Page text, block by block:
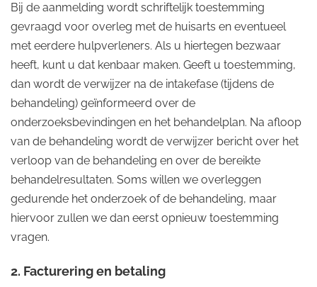
Bij de aanmelding wordt schriftelijk toestemming
gevraagd voor overleg met de huisarts en eventueel
met eerdere hulpverleners. Als u hiertegen bezwaar
heeft, kunt u dat kenbaar maken. Geeft u toestemming,
dan wordt de verwijzer na de intakefase (tijdens de
behandeling) geïnformeerd over de
onderzoeksbevindingen en het behandelplan. Na afloop
van de behandeling wordt de verwijzer bericht over het
verloop van de behandeling en over de bereikte
behandelresultaten. Soms willen we overleggen
gedurende het onderzoek of de behandeling, maar
hiervoor zullen we dan eerst opnieuw toestemming
vragen.
2. Facturering en betaling